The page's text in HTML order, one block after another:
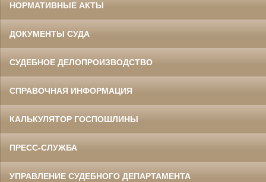
НОРМАТИВНЫЕ АКТЫ
ДОКУМЕНТЫ СУДА
СУДЕБНОЕ ДЕЛОПРОИЗВОДСТВО
СПРАВОЧНАЯ ИНФОРМАЦИЯ
КАЛЬКУЛЯТОР ГОСПОШЛИНЫ
ПРЕСС-СЛУЖБА
УПРАВЛЕНИЕ СУДЕБНОГО ДЕПАРТАМЕНТА